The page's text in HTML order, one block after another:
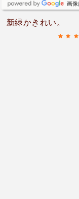
画
新緑かきれい。